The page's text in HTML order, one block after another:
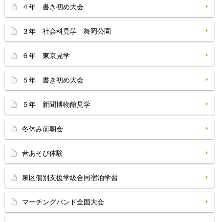
４年 書き初め大会
３年 社会科見学 舞岡公園
６年 東京見学
５年 書き初め大会
５年 新聞博物館見学
冬休み前朝会
昔あそび体験
泉区個別支援学級合同宿泊学習
マーチングバンド全国大会